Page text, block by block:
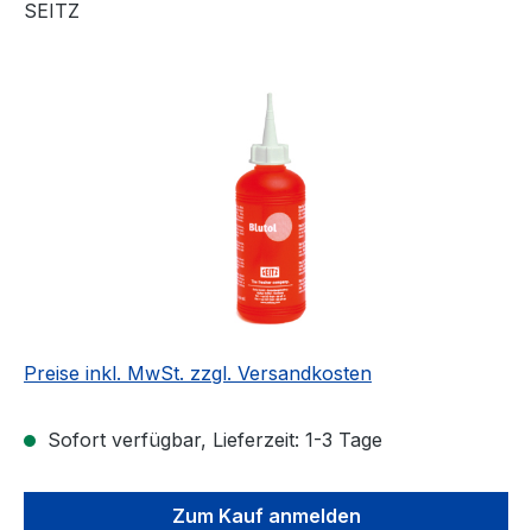
SEITZ
Preise inkl. MwSt. zzgl. Versandkosten
Sofort verfügbar, Lieferzeit: 1-3 Tage
Zum Kauf anmelden